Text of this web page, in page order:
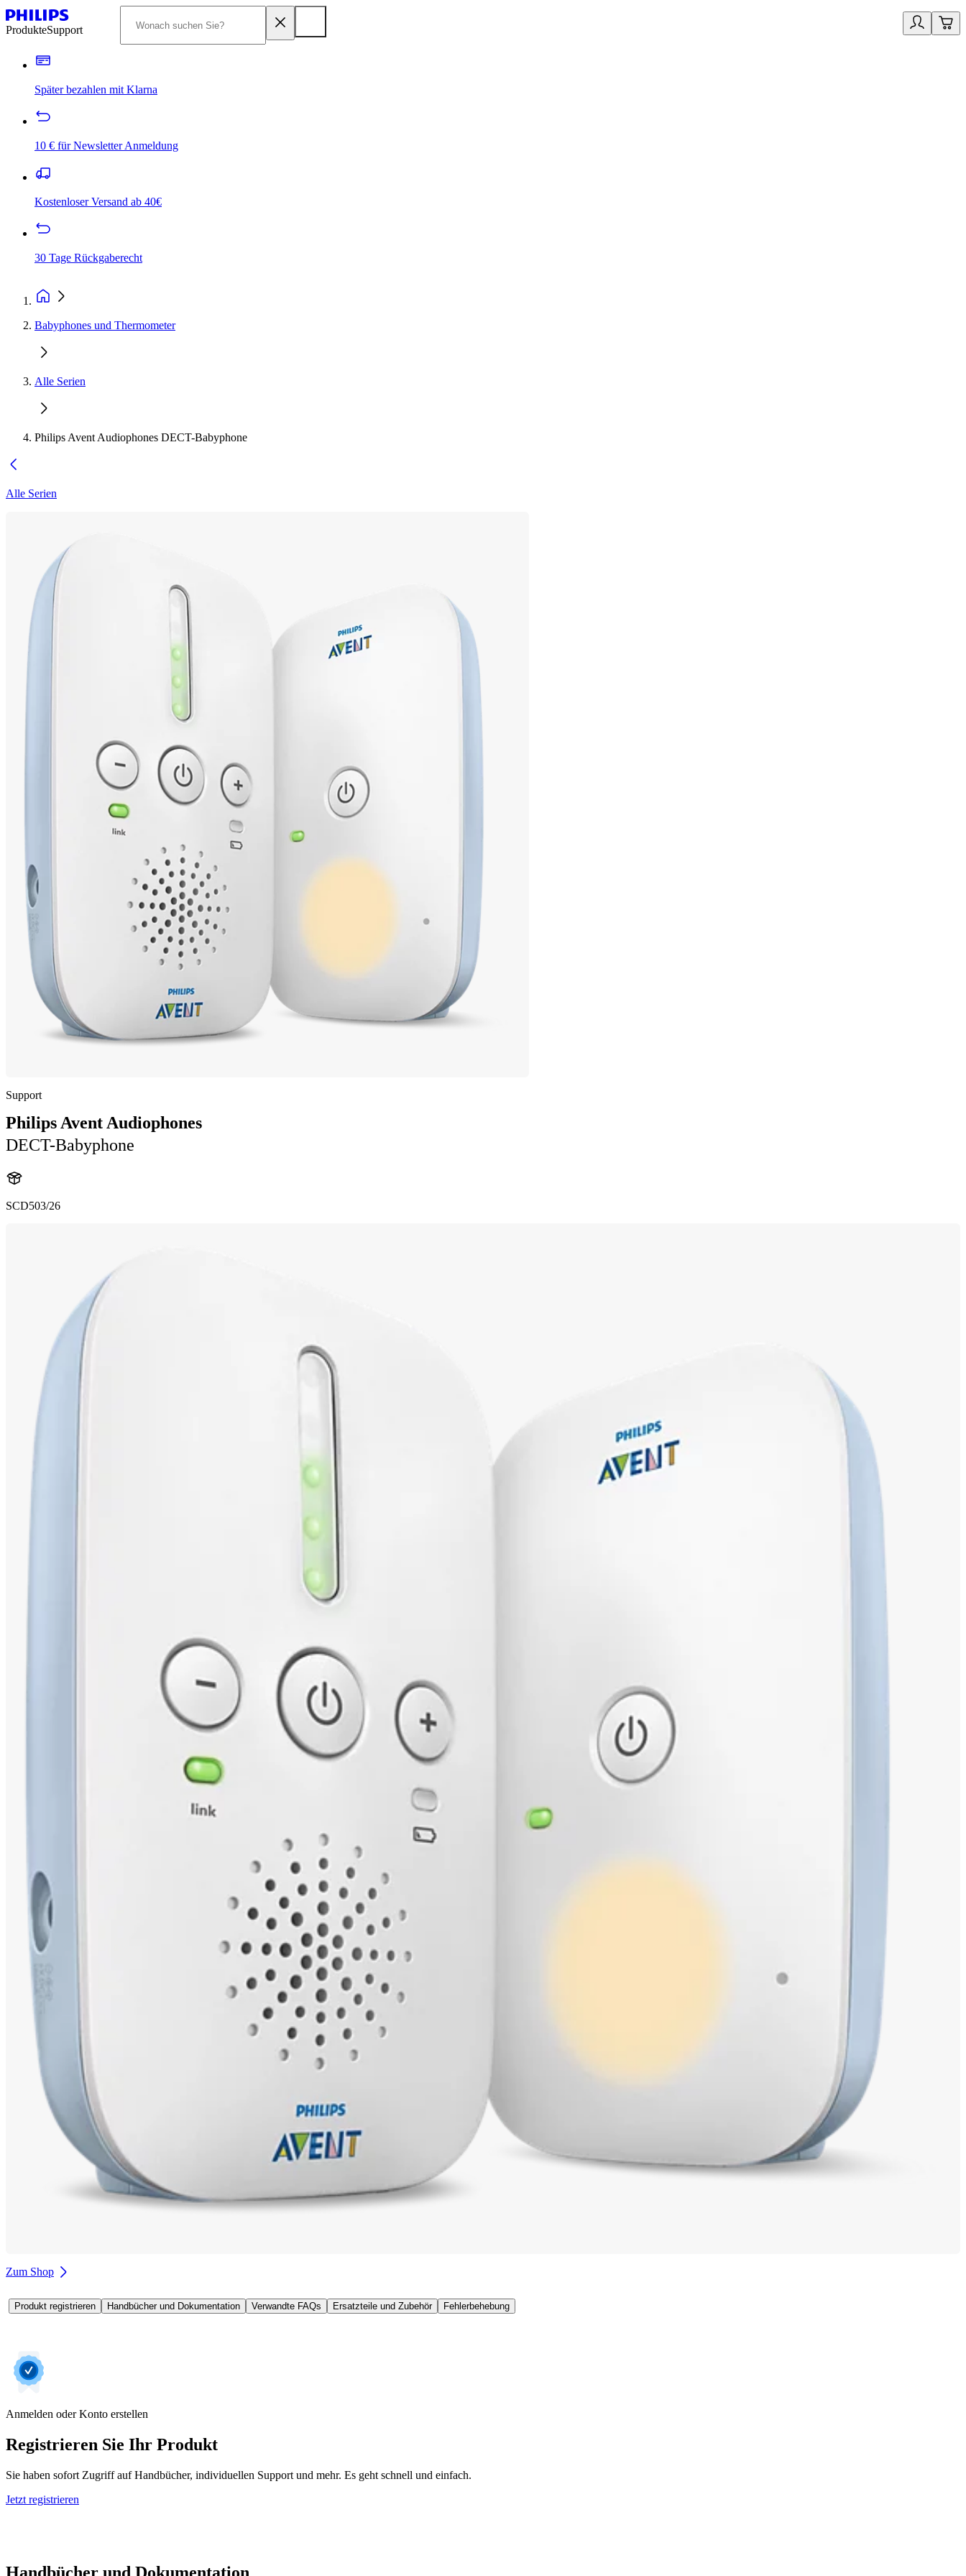
ProdukteSupport
Später bezahlen mit Klarna
10 € für Newsletter Anmeldung
Kostenloser Versand ab 40€
30 Tage Rückgaberecht
Babyphones und Thermometer
Alle Serien
Philips Avent Audiophones DECT-Babyphone
Alle Serien
Support
Philips Avent Audiophones
DECT-Babyphone
SCD503/26
Zum Shop
Produkt registrieren Handbücher und Dokumentation Verwandte FAQs Ersatzteile und Zubehör Fehlerbehebung
Anmelden oder Konto erstellen
Registrieren Sie Ihr Produkt
Sie haben sofort Zugriff auf Handbücher, individuellen Support und mehr. Es geht schnell und einfach.
Jetzt registrieren